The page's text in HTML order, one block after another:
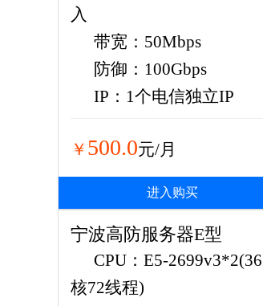
入
带宽：50Mbps
防御：100Gbps
IP：1个电信独立IP
￥ 500.0元/月
进入购买
宁波高防服务器E型
CPU：E5-2699v3*2(36
核72线程)